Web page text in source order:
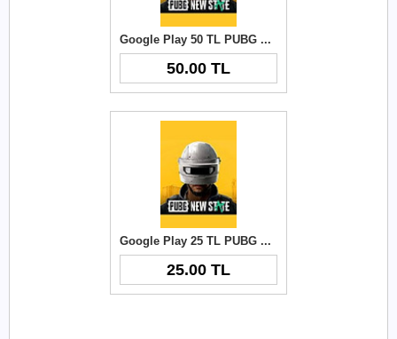
Google Play 50 TL PUBG New State NC
50.00 TL
Google Play 25 TL PUBG New State NC
25.00 TL